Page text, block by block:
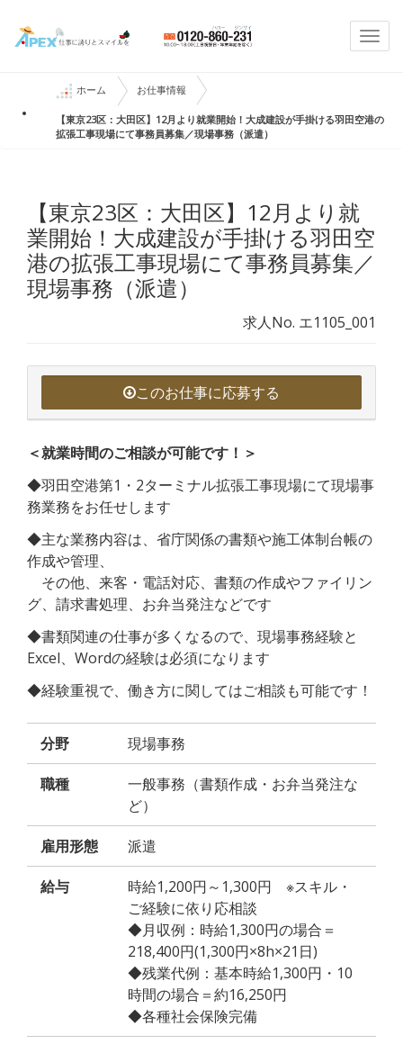
ホーム お仕事情報
【東京23区：大田区】12月より就業開始！大成建設が手掛ける羽田空港の
拡張工事現場にて事務員募集／現場事務（派遣）
【東京23区：大田区】12月より就
業開始！大成建設が手掛ける羽田空
港の拡張工事現場にて事務員募集／
現場事務（派遣）
求人No. エ1105_001
このお仕事に応募する
＜就業時間のご相談が可能です！＞
◆羽田空港第1・2ターミナル拡張工事現場にて現場事
務業務をお任せします
◆主な業務内容は、省庁関係の書類や施工体制台帳の
作成や管理、
その他、来客・電話対応、書類の作成やファイリン
グ、請求書処理、お弁当発注などです
◆書類関連の仕事が多くなるので、現場事務経験と
Excel、Wordの経験は必須になります
◆経験重視で、働き方に関してはご相談も可能です！
分野 現場事務
職種
一般事務（書類作成・お弁当発注な
ど）
雇用形態 派遣
給与
時給1,200円～1,300円 ※スキル・
ご経験に依り応相談
◆月収例：時給1,300円の場合＝
218,400円(1,300円×8h×21日)
◆残業代例：基本時給1,300円・10
時間の場合＝約16,250円
◆各種社会保険完備